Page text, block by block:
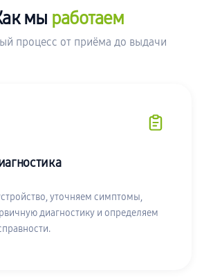
мы работаем
процесс от приёма до выдачи
уточняем симптомы,
диагностику и определяем